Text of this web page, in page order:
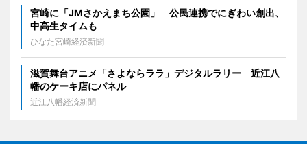
宮崎に「JMさかえまち公園」 公民連携でにぎわい創出、
中高生タイムも
ひなた宮崎経済新聞
滋賀舞台アニメ「さよならララ」デジタルラリー 近江八
幡のケーキ店にパネル
近江八幡経済新聞